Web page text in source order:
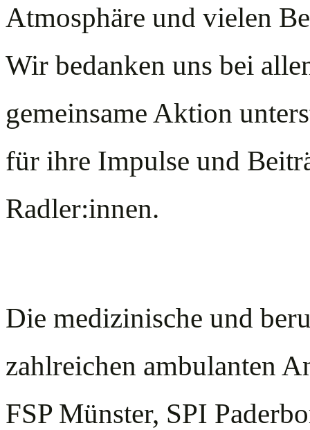
Atmosphäre und vielen
Wir bedanken uns bei
gemeinsame Aktion
für ihre Impulse und
Radler:innen.
Die medizinische und
zahlreichen ambulanten
FSP Münster, SPI